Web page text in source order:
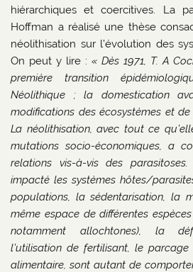
hiérarchiques et coercitives. La
Hoffman a réalisé une thèse
néolithisation sur l’évolution des
On peut y lire :« Dès 1971, T. A
première transition
Néolithique ; la domestication
modifications des écosystèmes et de
La néolithisation, avec tout ce
mutations socio-économiques, a
relations vis-à-vis des
impacté les systèmes hôtes/
populations, la sédentarisation, la
même espace de différentes
notamment allochtones), la
l’utilisation de fertilisant, le
alimentaire, sont autant de